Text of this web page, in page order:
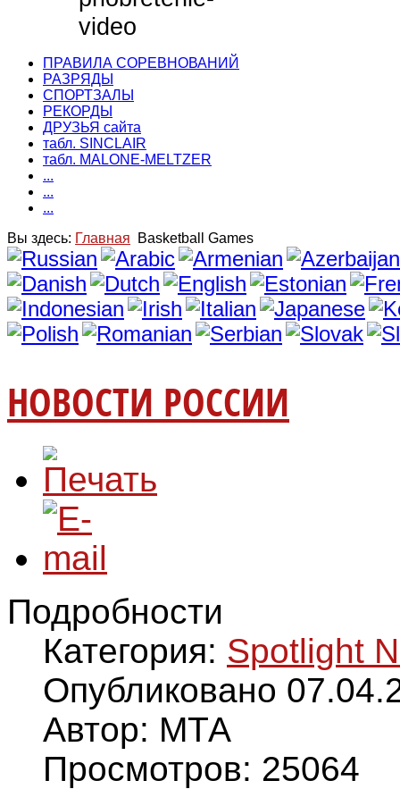
ПРАВИЛА СОРЕВНОВАНИЙ
РАЗРЯДЫ
СПОРТЗАЛЫ
РЕКОРДЫ
ДРУЗЬЯ сайта
табл. SINCLAIR
табл. MALONE-MELTZER
...
...
...
Вы здесь: Главная Basketball Games
НОВОСТИ РОССИИ
Подробности
Категория: Spotlight
Опубликовано
Автор: МТА
Просмотров: 25064